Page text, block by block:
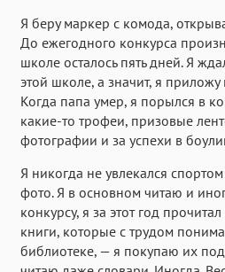
Я беру маркер с комода,
До ежегодного конкурса
школе осталось пять дней. Я
этой школе, а значит, я
Когда папа умер, я порылся в
какие-то трофеи, призовые
фотографии и за успехи в
Я никогда не увлекался
фото. Я в основном читаю и
конкурсу, я за этот год
книги, которые с трудом
библиотеке, — я покупаю их